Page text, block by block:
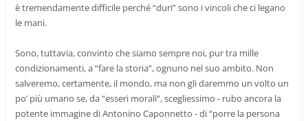
è tremendamente difficile perché “duri” sono i vincoli che ci legano
le mani.
Sono, tuttavia, convinto che siamo sempre noi, pur tra mille
condizionamenti, a “fare la storia”, ognuno nel suo ambito. Non
salveremo, certamente, il mondo, ma non gli daremmo un volto un
po’ più umano se, da “esseri morali”, scegliessimo - rubo ancora la
potente immagine di Antonino Caponnetto - di “porre la persona